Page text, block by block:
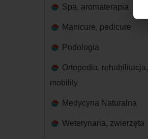
Spa, aromaterapia
Manicure, pedicure
Podologia
Ortopedia, rehabilitacja,
mobility
Medycyna Naturalna
Weterynaria, zwierzęta